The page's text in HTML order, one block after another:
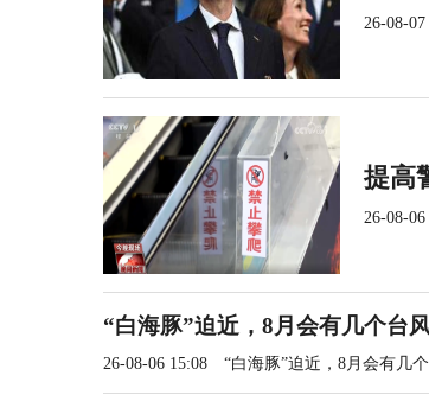
26-08-
提高
26-08-
“白海豚”迫近，8月会有几个台
26-08-06 15:08 “白海豚”迫近，8月会有几